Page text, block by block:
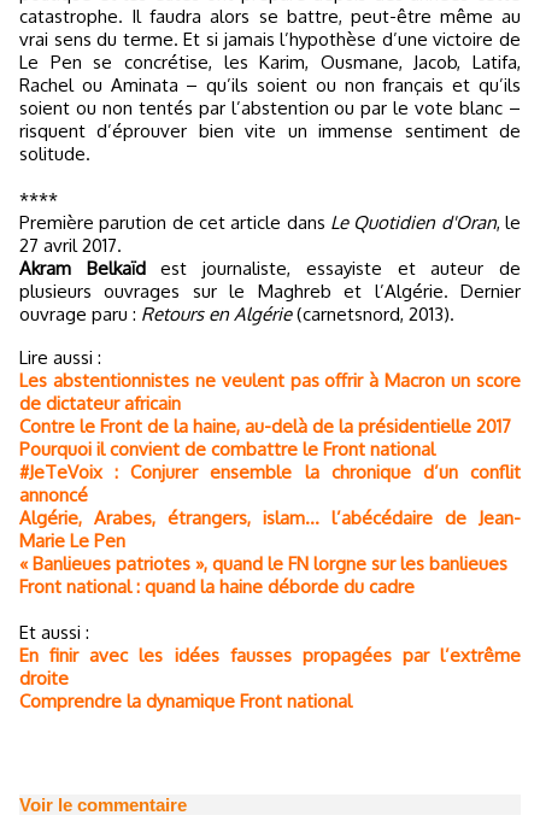
catastrophe. Il faudra alors se battre, peut-être même au
vrai sens du terme. Et si jamais l’hypothèse d’une victoire de
Le Pen se concrétise, les Karim, Ousmane, Jacob, Latifa,
Rachel ou Aminata – qu’ils soient ou non français et qu’ils
soient ou non tentés par l’abstention ou par le vote blanc –
risquent d’éprouver bien vite un immense sentiment de
solitude.
****
Première parution de cet article dans Le Quotidien d'Oran, le
27 avril 2017.
Akram Belkaïdest journaliste, essayiste et auteur de
plusieurs ouvrages sur le Maghreb et l’Algérie. Dernier
ouvrage paru : Retours en Algérie(carnetsnord, 2013).
Lire aussi :
Les abstentionnistes ne veulent pas offrir à Macron un score
de dictateur africain
Contre le Front de la haine, au-delà de la présidentielle 2017
Pourquoi il convient de combattre le Front national
#JeTeVoix : Conjurer ensemble la chronique d’un conflit
annoncé
Algérie, Arabes, étrangers, islam… l’abécédaire de Jean-
Marie Le Pen
« Banlieues patriotes », quand le FN lorgne sur les banlieues
Front national : quand la haine déborde du cadre
Et aussi :
En finir avec les idées fausses propagées par l’extrême
droite
Comprendre la dynamique Front national
Voir le commentaire